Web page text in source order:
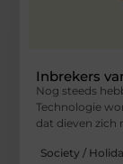
Inbrekers
Nog steeds
Technologie
dat dieven zich
Society /